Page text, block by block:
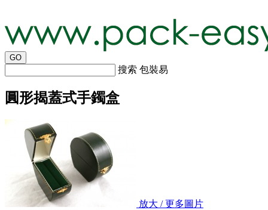
搜索 包裝易
圓形揭蓋式手鐲盒
放大 / 更多圖片